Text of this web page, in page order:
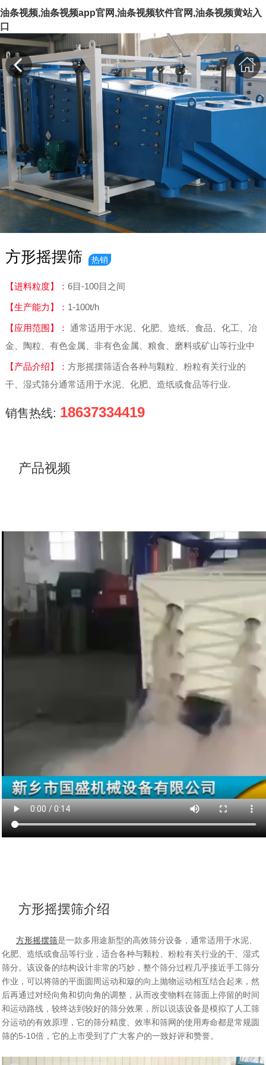
油条视频,油条视频app官网,油条视频软件官网,油条视频黄站入
口
方形摇摆筛 热销
【进料粒度】： 6目-100目之间
【生产能力】： 1-100t/h
【应用范围】： 通常适用于水泥、化肥、造纸、食品、化工、冶
金、陶粒、有色金属、非有色金属、粮食、磨料或矿山等行业中
【产品介绍】： 方形摇摆筛适合各种与颗粒、粉粒有关行业的
干、湿式筛分通常适用于水泥、化肥、造纸或食品等行业.
销售热线: 18637334419
产品视频
方形摇摆筛介绍
方形摇摆筛是一款多用途新型的高效筛分设备，通常适用于水泥、
化肥、造纸或食品等行业，适合各种与颗粒、粉粒有关行业的干、湿式
筛分。该设备的结构设计非常的巧妙，整个筛分过程几乎接近手工筛分
作业，可以将筛的平面圆周运动和簸的向上抛物运动相互结合起来，然
后再通过对经向角和切向角的调整，从而改变物料在筛面上停留的时间
和运动路线， 较终达到较好的筛分效果，所以说该设备是模拟了人工筛
分运动的有效原理，它的筛分精度、 效率和筛网的使用寿命都是常规圆
筛的5-10倍，它的上市受到了广大客户的一致好评和赞誉。